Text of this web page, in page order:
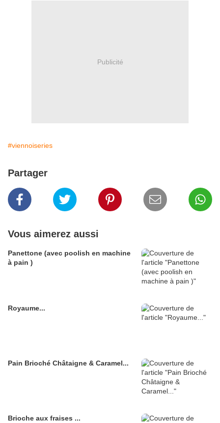
Publicité
#viennoiseries
Partager
Vous aimerez aussi
Panettone (avec poolish en machine
à pain )
Royaume...
Pain Brioché Châtaigne & Caramel...
Brioche aux fraises ...